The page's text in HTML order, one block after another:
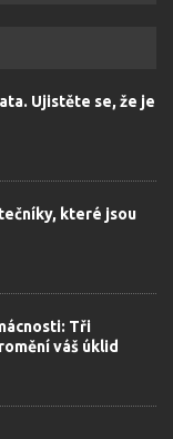
Ujistěte se, že je
které jsou
Tři
váš úklid